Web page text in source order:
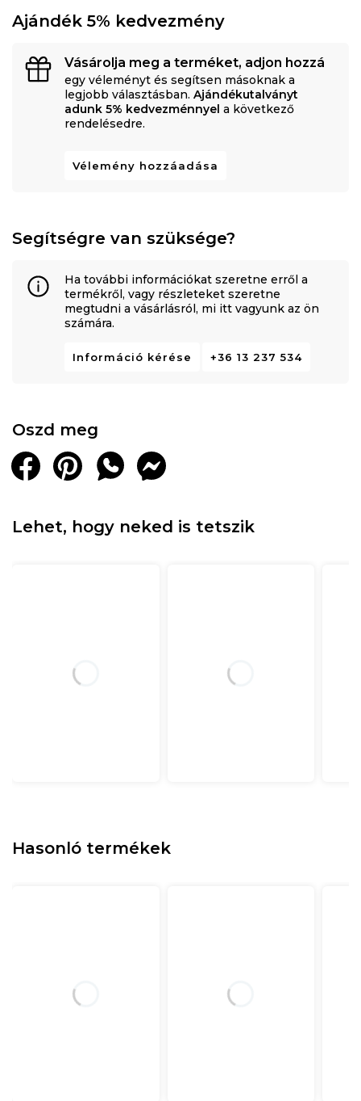
Ajándék 5% kedvezmény
Vásárolja meg a terméket, adjon hozzá
egy véleményt és segítsen másoknak a
legjobb választásban. Ajándékutalványt
adunk 5% kedvezménnyel a következő
rendelésedre.
Vélemény hozzáadása
Segítségre van szüksége?
Ha további információkat szeretne erről a
termékről, vagy részleteket szeretne
megtudni a vásárlásról, mi itt vagyunk az ön
számára.
Információ kérése +36 13 237 534
Oszd meg
Lehet, hogy neked is tetszik
Hasonló termékek